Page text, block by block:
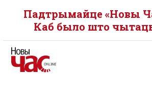
Падтрымайце «Новы
Каб было што